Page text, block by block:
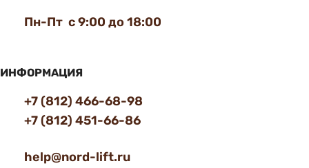
Пн-Пт с 9:00 до 18:00
ИНФОРМАЦИЯ
+7 (812) 466-68-98
+7 (812) 451-66-86
help@nord-lift.ru